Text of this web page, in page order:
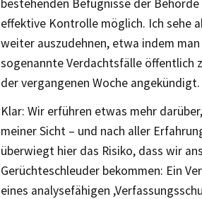
bestehenden Befugnisse der
effektive Kontrolle möglich. Ich sehe
weiter auszudehnen, etwa indem
sogenannte Verdachtsfälle öffentlich
der vergangenen Woche angekündigt.
Klar: Wir erführen etwas mehr
meiner Sicht – und nach aller
überwiegt hier das Risiko, dass wir
Gerüchteschleuder bekommen: Ein
eines analysefähigen